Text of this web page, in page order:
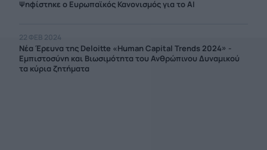
Ψηφίστηκε ο Ευρωπαϊκός Κανονισμός για το ΑΙ
22 ΦΕΒ 2024
Nέα Έρευνα της Deloitte «Human Capital Trends 2024» -
Εμπιστοσύνη και Βιωσιμότητα του Ανθρώπινου Δυναμικού
τα κύρια ζητήματα